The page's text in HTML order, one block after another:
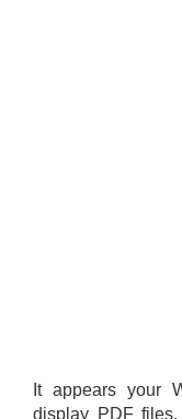
It appears your
display PDF files.